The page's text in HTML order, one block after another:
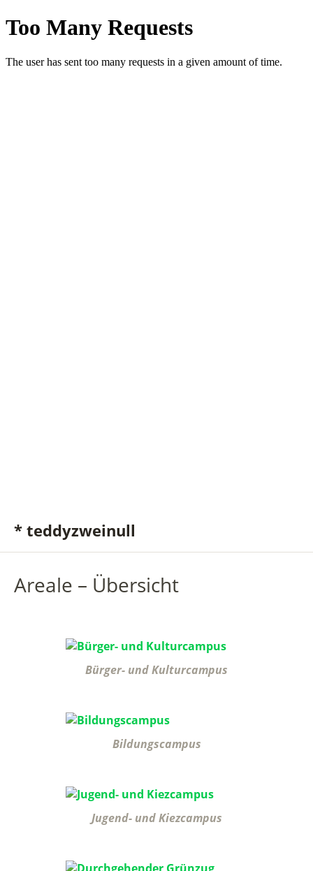
* teddyzweinull
Areale – Übersicht
Bürger- und Kulturcampus
Bildungscampus
Jugend- und Kiezcampus